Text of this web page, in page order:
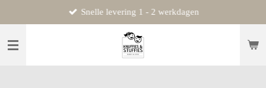
direct
naar
Snelle levering 1 - 2 werkdagen